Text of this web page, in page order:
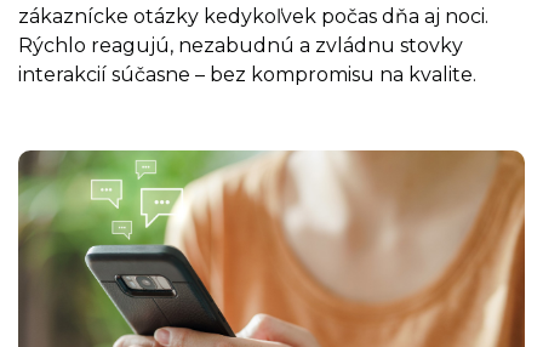
zákaznícke otázky kedykoľvek počas dňa aj noci.
Rýchlo reagujú, nezabudnú a zvládnu stovky
interakcií súčasne – bez kompromisu na kvalite.